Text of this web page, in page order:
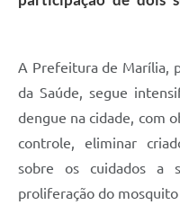
A Prefeitura de Marília,
da Saúde, segue
dengue na cidade, com
controle, eliminar
sobre os cuidados a
proliferação do